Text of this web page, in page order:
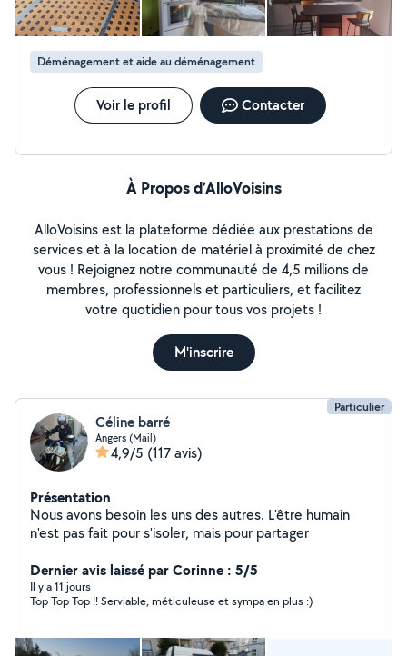
Déménagement et aide au déménagement
Voir le profil Contacter
À Propos d’AlloVoisins
AlloVoisins est la plateforme dédiée aux prestations de
services et à la location de matériel à proximité de chez
vous ! Rejoignez notre communauté de 4,5 millions de
membres, professionnels et particuliers, et facilitez
votre quotidien pour tous vos projets !
M'inscrire
Particulier
Céline barré
Angers (Mail)
4,9/5 (117 avis)
Présentation
Nous avons besoin les uns des autres. L'être humain
n'est pas fait pour s'isoler, mais pour partager
Dernier avis laissé par Corinne : 5/5
Il y a 11 jours
Top Top Top !! Serviable, méticuleuse et sympa en plus :)